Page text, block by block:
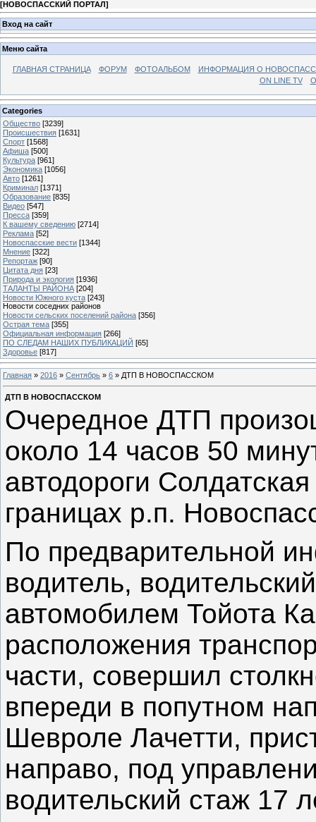
[НОВОСПАССКИЙ ПОРТАЛ]
Вход на сайт
Меню сайта
ГЛАВНАЯ СТРАНИЦА ФОРУМ ФОТОАЛЬБОМ
ИНФОРМАЦИЯ О
ON LINE TV
Categories
Общество [3239]
Происшествия [1631]
Спорт [1568]
Афиша [500]
Культура [961]
Экономика [1056]
Авто [1261]
Криминал [1371]
Образование [835]
Видео [547]
Пресса [359]
К вашему сведению [2714]
Реклама [52]
Новоспасские вести [1344]
Мнение [322]
Репортаж [90]
Цитата дня [23]
Природа и экология [1936]
ТАЛАНТЫ РАЙОНА [204]
Новости Южного куста [243]
Новости соседних районов
Новости сельских поселений района [356]
Острая тема [355]
Официальная информация [266]
ПО СЛЕДАМ НАШИХ ПУБЛИКАЦИЙ [65]
Здоровье [817]
Главная » 2016 » Сентябрь » 6 » ДТП В НОВОСПАССКОМ
ДТП В НОВОСПАССКОМ
Очередное ДТП
около 14 часов 50
автодороги
границах р.п.
По предварительной
водитель,
автомобилем Тойота
расположения
части, совершил
впереди в попутном
Шевроле Лачетти,
направо, под
водительский стаж 17